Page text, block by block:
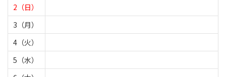
2（日）
3（月）
4（火）
5（水）